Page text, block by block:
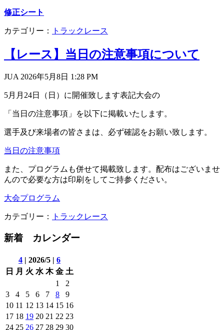
修正シート
カテゴリー： トラックレース
【レース】当日の注意事項について
JUA 2026年5月8日 1:28 PM
5月月24日（日） に開催致します表記大会の
「当日の注意事項」を以下に掲載いたします。
選手及び来場者の皆さまは、必ず確認をお願い致します。
当日の注意事項
また、プログラムも併せて掲載致します。配布はございませ
んので必要な方は印刷をしてご持参ください。
大会プログラム
カテゴリー： トラックレース
新着 カレンダー
4 | 2026/5 | 6
日
月 火 水 木 金 土
1
2
3
4 5 6 7 8
9
10 11 12 13 14 15 16
17 18 19 20 21 22 23
24 25 26 27 28 29 30